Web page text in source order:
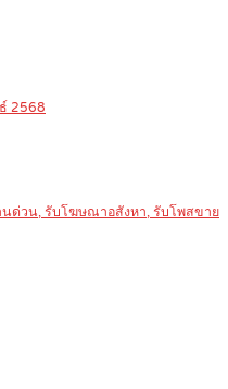
2568
ด่วน, รับโฆษณาอสังหา, รับโพสขาย